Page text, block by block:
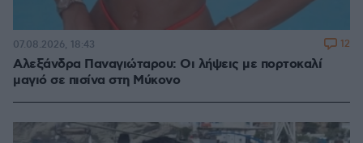
Αλεξάνδρα Παναγιώταρου: Οι λήψεις με πορτοκαλί
μαγιό σε πισίνα στη Μύκονο
07.08.2026, 18:43 12